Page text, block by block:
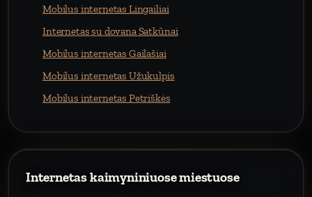
Mobilus internetas Lingailiai
Internetas su dovana Satkūnai
Mobilus internetas Gailašiai
Mobilus internetas Užukulpis
Mobilus internetas Petriškės
Internetas kaimyniniuose miestuose